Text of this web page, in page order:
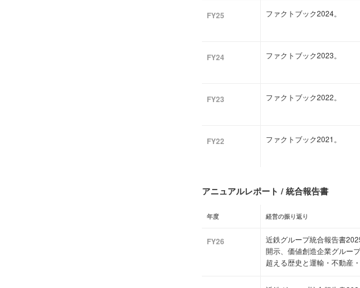
FY25 ファクトブック2024。
FY24 ファクトブック2023。
FY23 ファクトブック2022。
FY22 ファクトブック2021。
アニュアルレポート / 統合報告書
年度 経営の振り返り
FY26
近鉄グループ統合報告書
開示、価値創造企業グルー
超える歴史と運輸・不動産